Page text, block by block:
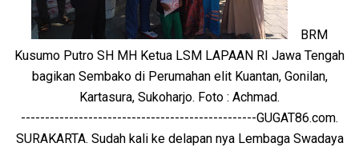
BRM
Kusumo Putro SH MH Ketua LSM LAPAAN RI Jawa Tengah
bagikan Sembako di Perumahan elit Kuantan, Gonilan,
Kartasura, Sukoharjo. Foto : Achmad.
-------------------------------------------------GUGAT86.com.
SURAKARTA. Sudah kali ke delapan nya Lembaga Swadaya